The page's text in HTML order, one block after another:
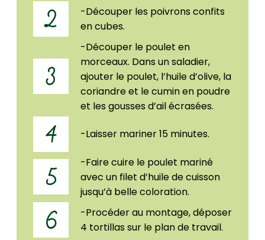
2
-Découper les poivrons confits
en cubes.
3
-Découper le poulet en
morceaux. Dans un saladier,
ajouter le poulet, l’huile d’olive, la
coriandre et le cumin en poudre
et les gousses d’ail écrasées.
4 -Laisser mariner 15 minutes.
5
-Faire cuire le poulet mariné
avec un filet d’huile de cuisson
jusqu’à belle coloration.
6
-Procéder au montage, déposer
4 tortillas sur le plan de travail.